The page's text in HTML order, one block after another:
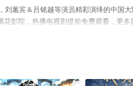
蕙宾＆吕铭越等演员精彩演绎的中国
影院，热播电视剧提前免费观看，更多